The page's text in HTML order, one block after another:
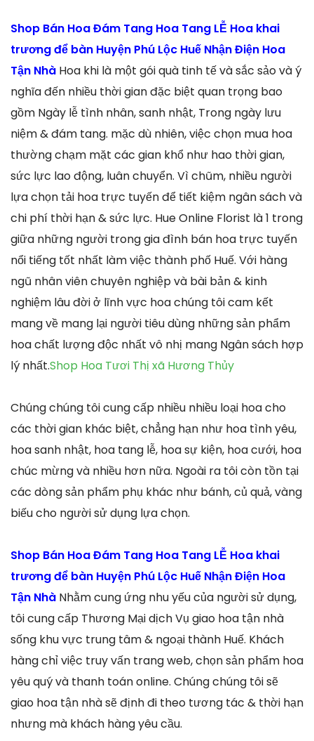
Shop Bán Hoa Đám Tang Hoa Tang LỄ Hoa khai
trương để bàn Huyện Phú Lộc Huế Nhận Điện Hoa
Tận Nhà Hoa khi là một gói quà tinh tế và sắc sảo và ý
nghĩa đến nhiều thời gian đặc biệt quan trọng bao
gồm Ngày lễ tình nhân, sanh nhật, Trong ngày lưu
niệm & đám tang. mặc dù nhiên, việc chọn mua hoa
thường chạm mặt các gian khổ như hao thời gian,
sức lực lao động, luân chuyển. Vì chũm, nhiều người
lựa chọn tải hoa trực tuyến để tiết kiệm ngân sách và
chi phí thời hạn & sức lực. Hue Online Florist là 1 trong
giữa những người trong gia đình bán hoa trực tuyến
nổi tiếng tốt nhất làm việc thành phố Huế. Với hàng
ngũ nhân viên chuyên nghiệp và bài bản & kinh
nghiệm lâu đời ở lĩnh vực hoa chúng tôi cam kết
mang về mang lại người tiêu dùng những sản phẩm
hoa chất lượng độc nhất vô nhị mang Ngân sách hợp
lý nhất.Shop Hoa Tươi Thị xã Hương Thủy
Chúng chúng tôi cung cấp nhiều nhiều loại hoa cho
các thời gian khác biệt, chẳng hạn như hoa tình yêu,
hoa sanh nhật, hoa tang lễ, hoa sự kiện, hoa cưới, hoa
chúc mừng và nhiều hơn nữa. Ngoài ra tôi còn tồn tại
các dòng sản phẩm phụ khác như bánh, củ quả, vàng
biếu cho người sử dụng lựa chọn.
Shop Bán Hoa Đám Tang Hoa Tang LỄ Hoa khai
trương để bàn Huyện Phú Lộc Huế Nhận Điện Hoa
Tận Nhà Nhằm cung ứng nhu yếu của người sử dụng,
tôi cung cấp Thương Mại dịch Vụ giao hoa tận nhà
sống khu vực trung tâm & ngoại thành Huế. Khách
hàng chỉ việc truy vấn trang web, chọn sản phẩm hoa
yêu quý và thanh toán online. Chúng chúng tôi sẽ
giao hoa tận nhà sẽ định đi theo tương tác & thời hạn
nhưng mà khách hàng yêu cầu.